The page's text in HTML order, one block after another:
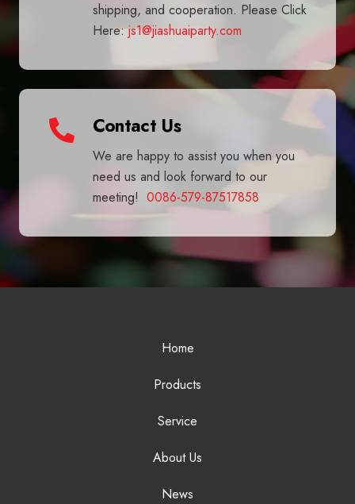
shipping, and cooperation. Please Click
Here:js1@jiashuaiparty.com
Contact Us
We are happy to assist you when you
need us and look forward to our
meeting! 0086-579-87517858
Home
Products
Service
About Us
News